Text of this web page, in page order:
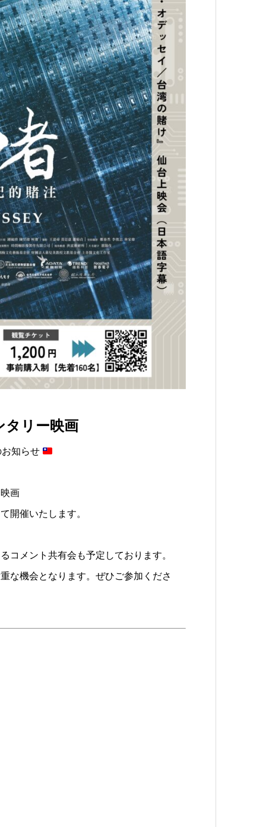
タリー映画
知らせ
画
開催いたします。
コメント共有会も予定しております。
な機会となります。ぜひご参加くださ